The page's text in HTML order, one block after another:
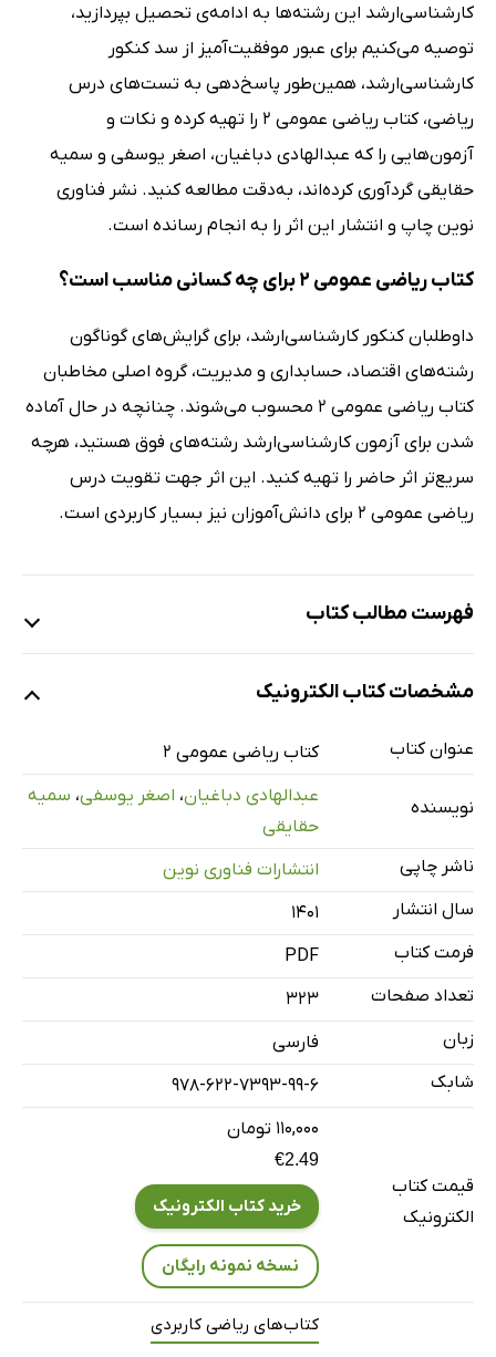
کارشناسی‌ارشد این رشته‌ها به ادامه‌ی تحصیل بپردازید،
توصیه می‌کنیم برای عبور موفقیت‌آمیز از سد کنکور
کارشناسی‌ارشد، همین‌طور پاسخ‌دهی به تست‌های درس
ریاضی، کتاب ریاضی عمومی 2 را تهیه کرده و نکات و
آزمون‌هایی را که عبدالهادی دباغیان، اصغر یوسفی و سمیه
حقایقی گردآوری کرده‌اند، به‌دقت مطالعه کنید. نشر فناوری
نوین چاپ و انتشار این اثر را به انجام رسانده است.
کتاب ریاضی عمومی 2 برای چه کسانی مناسب است؟
داوطلبان کنکور کارشناسی‌ارشد، برای گرایش‌های گوناگون
رشته‌های اقتصاد، حسابداری و مدیریت، گروه اصلی مخاطبان
کتاب ریاضی عمومی 2 محسوب می‌شوند. چنانچه در حال آماده‌
شدن برای آزمون کارشناسی‌ارشد رشته‌های فوق هستید، هرچه
سریع‌تر اثر حاضر را تهیه کنید. این اثر جهت تقویت درس
ریاضی عمومی 2 برای دانش‌آموزان نیز بسیار کاربردی است.
فهرست مطالب کتاب
فصل دوم: ماتریس و دترمینان
فصل سوم: دستگاه معادلات خطی و توابع خطی
فصل پنجم: انتگرال
مشخصات کتاب الکترونیک
عنوان کتاب کتاب ریاضی عمومی 2
نویسنده
عبدالهادی دباغیان، اصغر یوسفی، سمیه
حقایقی
ناشر چاپی
انتشارات فناوری نوین
سال انتشار
۱۴۰۱
فرمت کتاب
PDF
تعداد صفحات
323
زبان
فارسی
شابک
978-622-7393-99-6
قیمت کتاب
الکترونیک
۱۱۰,۰۰۰ تومان
€2.49
خرید کتاب الکترونیک
نسخه نمونه رایگان
کتاب‌های ریاضی کاربردی